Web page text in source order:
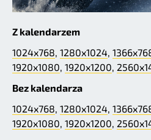
Z kalendarzem
1024x768, 1280x1024,
1920x1080, 1920x1200,
Bez kalendarza
1024x768, 1280x1024,
1920x1080, 1920x1200,